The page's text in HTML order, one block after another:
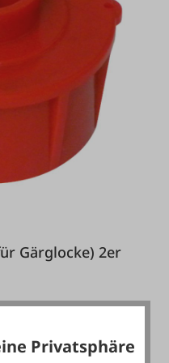
Gärglocke) 2er
Privatsphäre